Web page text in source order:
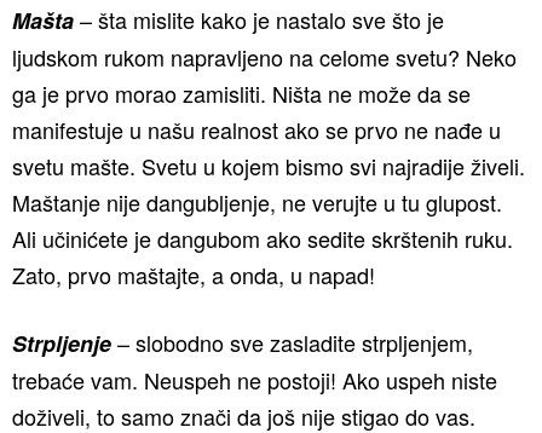
Mašta– šta mislite kako je nastalo sve što je
ljudskom rukom napravljeno na celome svetu? Neko
ga je prvo morao zamisliti. Ništa ne može da se
manifestuje u našu realnost ako se prvo ne nađe u
svetu mašte. Svetu u kojem bismo svi najradije živeli.
Maštanje nije dangubljenje, ne verujte u tu glupost.
Ali učinićete je dangubom ako sedite skrštenih ruku.
Zato, prvo maštajte, a onda, u napad!
Strpljenje– slobodno sve zasladite strpljenjem,
trebaće vam. Neuspeh ne postoji! Ako uspeh niste
doživeli, to samo znači da još nije stigao do vas.